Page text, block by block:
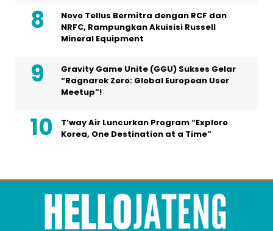
Novo Tellus Bermitra dengan RCF dan
NRFC, Rampungkan Akuisisi Russell
Mineral Equipment
Gravity Game Unite (GGU) Sukses Gelar
“Ragnarok Zero: Global European User
Meetup”!
T’way Air Luncurkan Program “Explore
Korea, One Destination at a Time”